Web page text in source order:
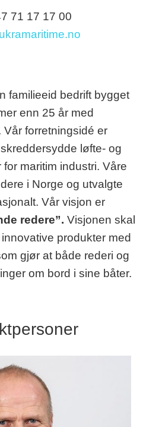
71 17 17 00
familieeid bedrift bygget
enn 25 år med
forretningsidé er
løfte- og
maritim industri. Våre
i Norge og utvalgte
Vår visjon er
redere”. Visjonen skal
produkter med
gjør at både rederi og
om bord i sine båter.